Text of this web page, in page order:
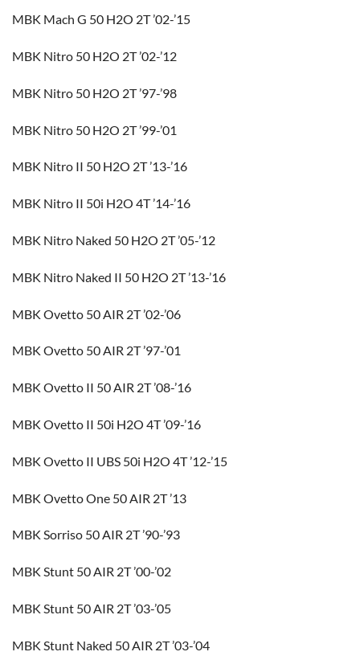
MBK Mach G 50 H2O 2T ’02-’15
MBK Nitro 50 H2O 2T ’02-’12
MBK Nitro 50 H2O 2T ’97-’98
MBK Nitro 50 H2O 2T ’99-’01
MBK Nitro II 50 H2O 2T ’13-’16
MBK Nitro II 50i H2O 4T ’14-’16
MBK Nitro Naked 50 H2O 2T ’05-’12
MBK Nitro Naked II 50 H2O 2T ’13-’16
MBK Ovetto 50 AIR 2T ’02-’06
MBK Ovetto 50 AIR 2T ’97-’01
MBK Ovetto II 50 AIR 2T ’08-’16
MBK Ovetto II 50i H2O 4T ’09-’16
MBK Ovetto II UBS 50i H2O 4T ’12-’15
MBK Ovetto One 50 AIR 2T ’13
MBK Sorriso 50 AIR 2T ’90-’93
MBK Stunt 50 AIR 2T ’00-’02
MBK Stunt 50 AIR 2T ’03-’05
MBK Stunt Naked 50 AIR 2T ’03-’04